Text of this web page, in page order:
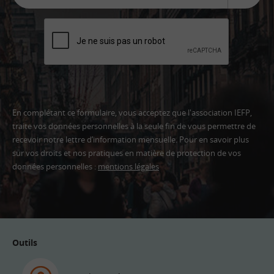
En complétant ce formulaire, vous acceptez que l'association IEFP,
traite vos données personnelles à la seule fin de vous permettre de
recevoir notre lettre d’information mensuelle. Pour en savoir plus
sur vos droits et nos pratiques en matière de protection de vos
données personnelles : mentions légales
Outils